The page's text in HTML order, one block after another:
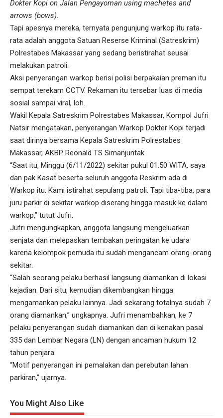
Dokter Kopi on Jalan Pengayoman using machetes and
arrows (bows).
Tapi apesnya mereka, ternyata pengunjung warkop itu rata-
rata adalah anggota Satuan Reserse Kriminal (Satreskrim)
Polrestabes Makassar yang sedang beristirahat seusai
melakukan patroli.
Aksi penyerangan warkop berisi polisi berpakaian preman itu
sempat terekam CCTV. Rekaman itu tersebar luas di media
sosial sampai viral, loh.
Wakil Kepala Satreskrim Polrestabes Makassar, Kompol Jufri
Natsir mengatakan, penyerangan Warkop Dokter Kopi terjadi
saat dirinya bersama Kepala Satreskrim Polrestabes
Makassar, AKBP Reonald TS Simanjuntak.
“Saat itu, Minggu (6/11/2022) sekitar pukul 01.50 WITA, saya
dan pak Kasat beserta seluruh anggota Reskrim ada di
Warkop itu. Kami istirahat sepulang patroli. Tapi tiba-tiba, para
juru parkir di sekitar warkop diserang hingga masuk ke dalam
warkop,” tutut Jufri.
Jufri mengungkapkan, anggota langsung mengeluarkan
senjata dan melepaskan tembakan peringatan ke udara
karena kelompok pemuda itu sudah mengancam orang-orang
sekitar.
“Salah seorang pelaku berhasil langsung diamankan di lokasi
kejadian. Dari situ, kemudian dikembangkan hingga
mengamankan pelaku lainnya. Jadi sekarang totalnya sudah 7
orang diamankan,” ungkapnya. Jufri menambahkan, ke 7
pelaku penyerangan sudah diamankan dan di kenakan pasal
335 dan Lembar Negara (LN) dengan ancaman hukum 12
tahun penjara.
“Motif penyerangan ini pemalakan dan perebutan lahan
parkiran,” ujarnya.
You Might Also Like